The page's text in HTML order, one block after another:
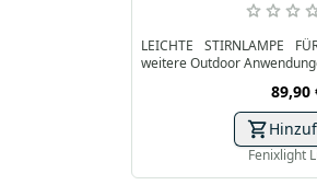
LEICHTE STIRNLAMPE
weitere Outdoor
89,90
Fenixlight